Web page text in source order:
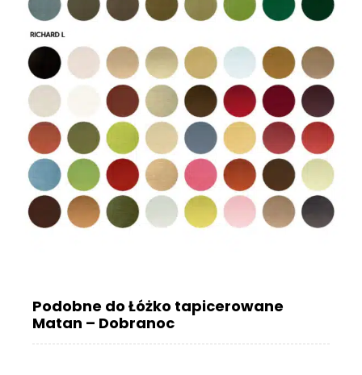
Podobne do Łóżko tapicerowane
Matan – Dobranoc